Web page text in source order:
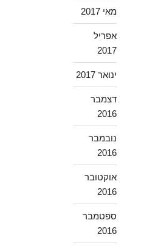
מאי 2017
אפריל
2017
ינואר 2017
דצמבר
2016
נובמבר
2016
אוקטובר
2016
ספטמבר
2016